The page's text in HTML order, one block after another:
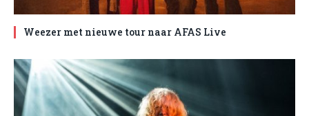
Weezer met nieuwe tour naar AFAS Live